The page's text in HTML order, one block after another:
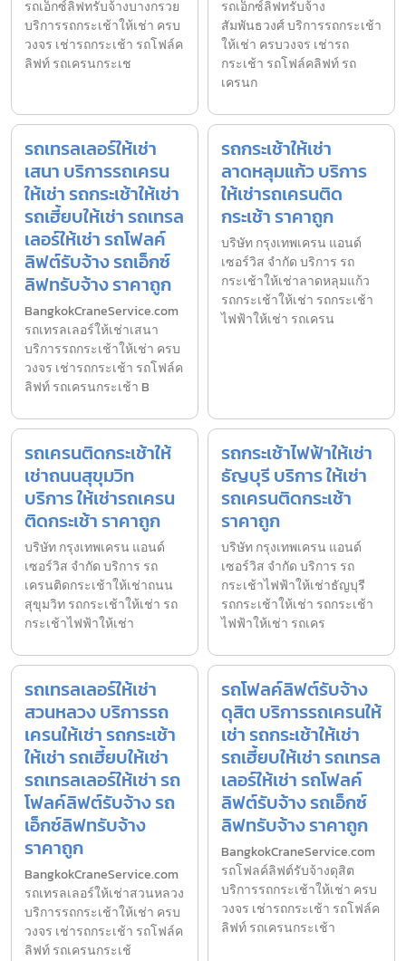
รถเอ็กซ์ลิฟทรับจ้างบางกรวย
บริการรถกระเช้าให้เช่า ครบ
วงจร เช่ารถกระเช้า รถโฟล์ค
ลิฟท์ รถเครนกระเช
รถเอ็กซ์ลิฟทรับจ้าง
สัมพันธวงศ์ บริการรถกระเช้า
ให้เช่า ครบวงจร เช่ารถ
กระเช้า รถโฟล์คลิฟท์ รถ
เครนก
รถเทรลเลอร์ให้เช่า
เสนา บริการรถเครน
ให้เช่า รถกระเช้าให้เช่า
รถเฮี้ยบให้เช่า รถเทรล
เลอร์ให้เช่า รถโฟลค์
ลิฟต์รับจ้าง รถเอ็กซ์
ลิฟทรับจ้าง ราคาถูก
BangkokCraneService.com
รถเทรลเลอร์ให้เช่าเสนา
บริการรถกระเช้าให้เช่า ครบ
วงจร เช่ารถกระเช้า รถโฟล์ค
ลิฟท์ รถเครนกระเช้า B
รถกระเช้าให้เช่า
ลาดหลุมแก้ว บริการ
ให้เช่ารถเครนติด
กระเช้า ราคาถูก
บริษัท กรุงเทพเครน แอนด์
เซอร์วิส จำกัด บริการ รถ
กระเช้าให้เช่าลาดหลุมแก้ว
รถกระเช้าให้เช่า รถกระเช้า
ไฟฟ้าให้เช่า รถเครน
รถเครนติดกระเช้าให้
เช่าถนนสุขุมวิท
บริการ ให้เช่ารถเครน
ติดกระเช้า ราคาถูก
บริษัท กรุงเทพเครน แอนด์
เซอร์วิส จำกัด บริการ รถ
เครนติดกระเช้าให้เช่าถนน
สุขุมวิท รถกระเช้าให้เช่า รถ
กระเช้าไฟฟ้าให้เช่า
รถกระเช้าไฟฟ้าให้เช่า
ธัญบุรี บริการ ให้เช่า
รถเครนติดกระเช้า
ราคาถูก
บริษัท กรุงเทพเครน แอนด์
เซอร์วิส จำกัด บริการ รถ
กระเช้าไฟฟ้าให้เช่าธัญบุรี
รถกระเช้าให้เช่า รถกระเช้า
ไฟฟ้าให้เช่า รถเคร
รถเทรลเลอร์ให้เช่า
สวนหลวง บริการรถ
เครนให้เช่า รถกระเช้า
ให้เช่า รถเฮี้ยบให้เช่า
รถเทรลเลอร์ให้เช่า รถ
โฟลค์ลิฟต์รับจ้าง รถ
เอ็กซ์ลิฟทรับจ้าง
ราคาถูก
BangkokCraneService.com
รถเทรลเลอร์ให้เช่าสวนหลวง
บริการรถกระเช้าให้เช่า ครบ
วงจร เช่ารถกระเช้า รถโฟล์ค
ลิฟท์ รถเครนกระเช้
รถโฟลค์ลิฟต์รับจ้าง
ดุสิต บริการรถเครนให้
เช่า รถกระเช้าให้เช่า
รถเฮี้ยบให้เช่า รถเทรล
เลอร์ให้เช่า รถโฟลค์
ลิฟต์รับจ้าง รถเอ็กซ์
ลิฟทรับจ้าง ราคาถูก
BangkokCraneService.com
รถโฟลค์ลิฟต์รับจ้างดุสิต
บริการรถกระเช้าให้เช่า ครบ
วงจร เช่ารถกระเช้า รถโฟล์ค
ลิฟท์ รถเครนกระเช้า